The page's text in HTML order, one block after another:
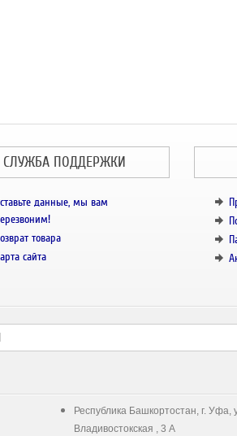
СЛУЖБА ПОДДЕРЖКИ
данные, мы вам
товара
сайта
Республика Башкортостан, г. Уфа,
Владивостокская , 3 А